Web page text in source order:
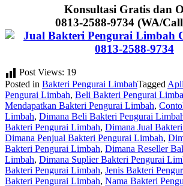
Konsultasi Gratis dan
0813-2588-9734 (WA/
Post Views: 19
Posted in Bakteri Pengurai LimbahTagged
Pengurai Limbah, Beli Bakteri Pengurai
Mendapatkan Bakteri Pengurai Limbah,
Limbah, Dimana Beli Bakteri Pengurai
Bakteri Pengurai Limbah, Dimana Jual
Dimana Penjual Bakteri Pengurai Limbah,
Bakteri Pengurai Limbah, Dimana Reseller
Limbah, Dimana Suplier Bakteri Pengurai
Bakteri Pengurai Limbah, Jenis Bakteri
Bakteri Pengurai Limbah, Nama Bakteri